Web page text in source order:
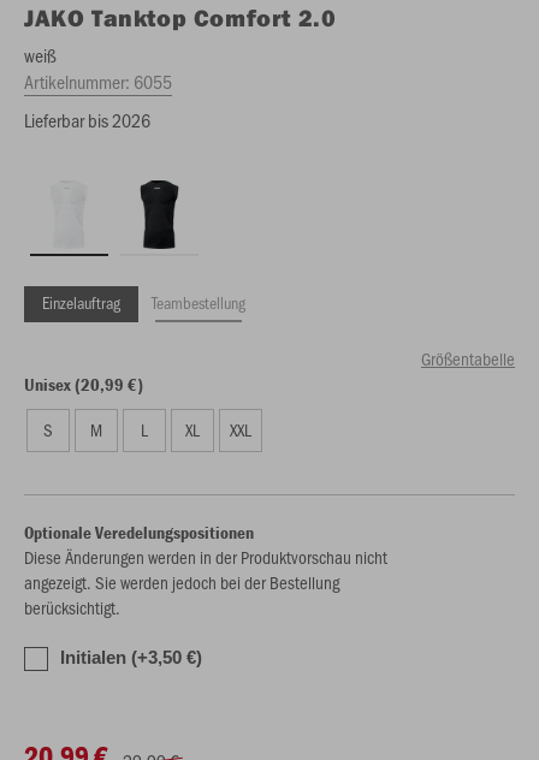
JAKO Tanktop Comfort 2.0
weiß
Artikelnummer: 6055
Lieferbar bis 2026
Einzelauftrag Teambestellung
Größentabelle
Unisex (20,99 €)
S M L XL XXL
Optionale Veredelungspositionen
Diese Änderungen werden in der Produktvorschau nicht
angezeigt. Sie werden jedoch bei der Bestellung
berücksichtigt.
Initialen (+3,50 €)